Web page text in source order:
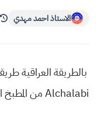
الاستاذ احمد مهدي
Alchalabi من المطبخ العراقي الشيف ام يوسف الجلبي